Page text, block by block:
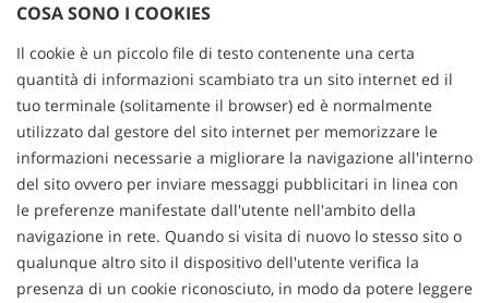
NOLEGGIO
OFFERTE NOLEGGIO LUNGO
TERMINE
DESCRIZIONE DEL SERVIZIO
NLT
NOLEGGIO A BREVE TERMINE
COSA SONO I COOKIES
Il cookie è un piccolo file di testo contenente una certa
quantità di informazioni scambiato tra un sito internet ed il
tuo terminale (solitamente il browser) ed è normalmente
utilizzato dal gestore del sito internet per memorizzare le
informazioni necessarie a migliorare la navigazione all'interno
del sito ovvero per inviare messaggi pubblicitari in linea con
le preferenze manifestate dall'utente nell'ambito della
navigazione in rete. Quando si visita di nuovo lo stesso sito o
qualunque altro sito il dispositivo dell'utente verifica la
presenza di un cookie riconosciuto, in modo da potere leggere